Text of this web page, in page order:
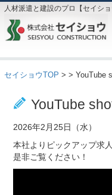
人材派遣と建設のプロ【セイシ
セイショウTOP > > YouTube
YouTube
2026年2月25日（水）
本社よりピックアップ求
是非ご覧ください！